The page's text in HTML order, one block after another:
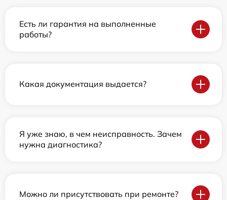
Есть ли гарантия на выполненные
работы?
Какая документация выдается?
Я уже знаю, в чем неисправность. Зачем
нужна диагностика?
Можно ли присутствовать при ремонте?